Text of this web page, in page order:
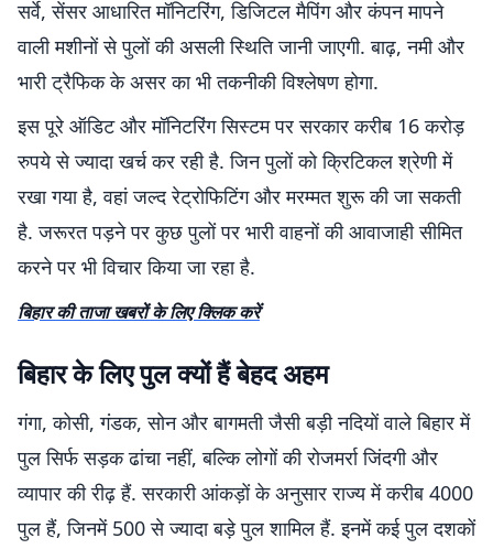
सर्वे, सेंसर आधारित मॉनिटरिंग, डिजिटल मैपिंग और कंपन मापने
वाली मशीनों से पुलों की असली स्थिति जानी जाएगी. बाढ़, नमी और
भारी ट्रैफिक के असर का भी तकनीकी विश्लेषण होगा.
इस पूरे ऑडिट और मॉनिटरिंग सिस्टम पर सरकार करीब 16 करोड़
रुपये से ज्यादा खर्च कर रही है. जिन पुलों को क्रिटिकल श्रेणी में
रखा गया है, वहां जल्द रेट्रोफिटिंग और मरम्मत शुरू की जा सकती
है. जरूरत पड़ने पर कुछ पुलों पर भारी वाहनों की आवाजाही सीमित
करने पर भी विचार किया जा रहा है.
बिहार की ताजा खबरों के लिए क्लिक करें
बिहार के लिए पुल क्यों हैं बेहद अहम
गंगा, कोसी, गंडक, सोन और बागमती जैसी बड़ी नदियों वाले बिहार में
पुल सिर्फ सड़क ढांचा नहीं, बल्कि लोगों की रोजमर्रा जिंदगी और
व्यापार की रीढ़ हैं. सरकारी आंकड़ों के अनुसार राज्य में करीब 4000
पुल हैं, जिनमें 500 से ज्यादा बड़े पुल शामिल हैं. इनमें कई पुल दशकों